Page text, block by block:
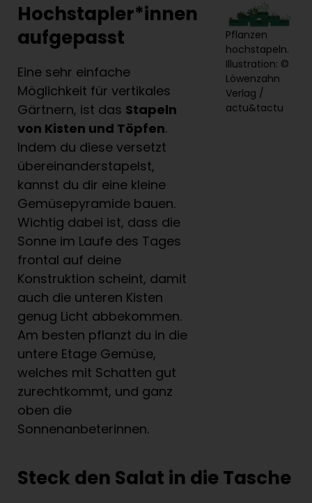
Hochstapler*innen
aufgepasst
Eine sehr einfache
Möglichkeit für vertikales
Gärtnern, ist das Stapeln
von Kisten und Töpfen.
Indem du diese versetzt
übereinanderstapelst,
kannst du dir eine kleine
Gemüsepyramide bauen.
Wichtig dabei ist, dass die
Sonne im Laufe des Tages
frontal auf deine
Konstruktion scheint, damit
auch die unteren Kisten
genug Licht abbekommen.
Am besten pflanzt du in die
untere Etage Gemüse,
welches mit Schatten gut
zurechtkommt, und ganz
oben die
Sonnenanbeterinnen.
Pflanzen
hochstapeln.
Illustration: ©
Löwenzahn
Verlag /
actu&tactu
Steck den Salat in die Tasche